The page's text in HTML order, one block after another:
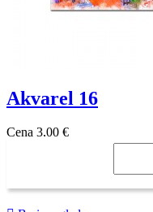
Akvarel 16
Cena 3,00 €